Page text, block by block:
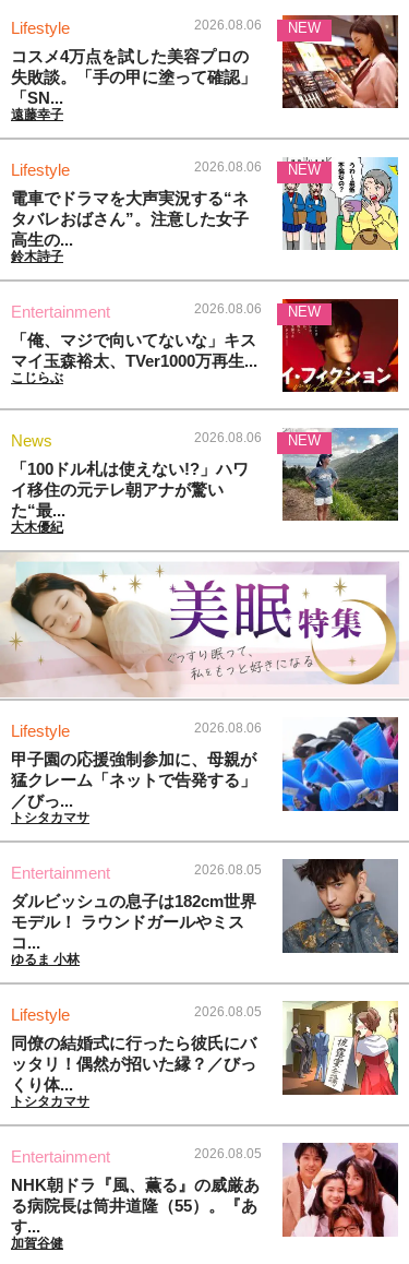
Lifestyle 2026.08.06
コスメ4万点を試した美容プロの
失敗談。「手の甲に塗って確認」
「SN...
遠藤幸子
NEW
Lifestyle 2026.08.06
電車でドラマを大声実況する“ネ
タバレおばさん”。注意した女子
高生の...
鈴木詩子
NEW
Entertainment 2026.08.06
「俺、マジで向いてないな」キス
マイ玉森裕太、TVer1000万再生...
こじらぶ
NEW
News 2026.08.06
「100ドル札は使えない!?」ハワ
イ移住の元テレ朝アナが驚い
た“最...
大木優紀
NEW
Lifestyle 2026.08.06
甲子園の応援強制参加に、母親が
猛クレーム「ネットで告発する」
／びっ...
トシタカマサ
Entertainment 2026.08.05
ダルビッシュの息子は182cm世界
モデル！ ラウンドガールやミス
コ...
ゆるま 小林
Lifestyle 2026.08.05
同僚の結婚式に行ったら彼氏にバ
ッタリ！偶然が招いた縁？／びっ
くり体...
トシタカマサ
Entertainment 2026.08.05
NHK朝ドラ『風、薫る』の威厳あ
る病院長は筒井道隆（55）。『あ
す...
加賀谷健